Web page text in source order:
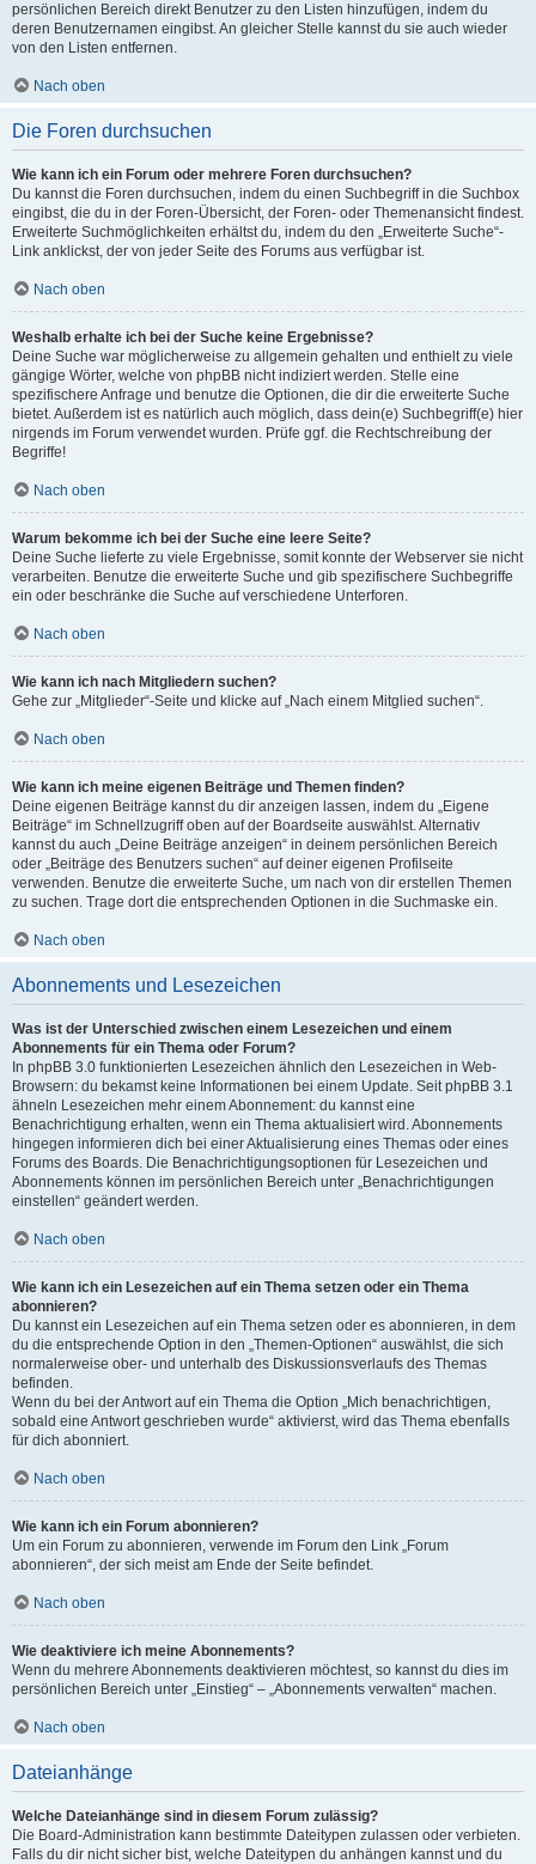
persönlichen Bereich direkt Benutzer zu den Listen hinzufügen, indem du
deren Benutzernamen eingibst. An gleicher Stelle kannst du sie auch wieder
von den Listen entfernen.
Nach oben
Die Foren durchsuchen
Wie kann ich ein Forum oder mehrere Foren durchsuchen?
Du kannst die Foren durchsuchen, indem du einen Suchbegriff in die Suchbox
eingibst, die du in der Foren-Übersicht, der Foren- oder Themenansicht findest.
Erweiterte Suchmöglichkeiten erhältst du, indem du den „Erweiterte Suche“-
Link anklickst, der von jeder Seite des Forums aus verfügbar ist.
Nach oben
Weshalb erhalte ich bei der Suche keine Ergebnisse?
Deine Suche war möglicherweise zu allgemein gehalten und enthielt zu viele
gängige Wörter, welche von phpBB nicht indiziert werden. Stelle eine
spezifischere Anfrage und benutze die Optionen, die dir die erweiterte Suche
bietet. Außerdem ist es natürlich auch möglich, dass dein(e) Suchbegriff(e) hier
nirgends im Forum verwendet wurden. Prüfe ggf. die Rechtschreibung der
Begriffe!
Nach oben
Warum bekomme ich bei der Suche eine leere Seite?
Deine Suche lieferte zu viele Ergebnisse, somit konnte der Webserver sie nicht
verarbeiten. Benutze die erweiterte Suche und gib spezifischere Suchbegriffe
ein oder beschränke die Suche auf verschiedene Unterforen.
Nach oben
Wie kann ich nach Mitgliedern suchen?
Gehe zur „Mitglieder“-Seite und klicke auf „Nach einem Mitglied suchen“.
Nach oben
Wie kann ich meine eigenen Beiträge und Themen finden?
Deine eigenen Beiträge kannst du dir anzeigen lassen, indem du „Eigene
Beiträge“ im Schnellzugriff oben auf der Boardseite auswählst. Alternativ
kannst du auch „Deine Beiträge anzeigen“ in deinem persönlichen Bereich
oder „Beiträge des Benutzers suchen“ auf deiner eigenen Profilseite
verwenden. Benutze die erweiterte Suche, um nach von dir erstellen Themen
zu suchen. Trage dort die entsprechenden Optionen in die Suchmaske ein.
Nach oben
Abonnements und Lesezeichen
Was ist der Unterschied zwischen einem Lesezeichen und einem
Abonnements für ein Thema oder Forum?
In phpBB 3.0 funktionierten Lesezeichen ähnlich den Lesezeichen in Web-
Browsern: du bekamst keine Informationen bei einem Update. Seit phpBB 3.1
ähneln Lesezeichen mehr einem Abonnement: du kannst eine
Benachrichtigung erhalten, wenn ein Thema aktualisiert wird. Abonnements
hingegen informieren dich bei einer Aktualisierung eines Themas oder eines
Forums des Boards. Die Benachrichtigungsoptionen für Lesezeichen und
Abonnements können im persönlichen Bereich unter „Benachrichtigungen
einstellen“ geändert werden.
Nach oben
Wie kann ich ein Lesezeichen auf ein Thema setzen oder ein Thema
abonnieren?
Du kannst ein Lesezeichen auf ein Thema setzen oder es abonnieren, in dem
du die entsprechende Option in den „Themen-Optionen“ auswählst, die sich
normalerweise ober- und unterhalb des Diskussionsverlaufs des Themas
befinden.
Wenn du bei der Antwort auf ein Thema die Option „Mich benachrichtigen,
sobald eine Antwort geschrieben wurde“ aktivierst, wird das Thema ebenfalls
für dich abonniert.
Nach oben
Wie kann ich ein Forum abonnieren?
Um ein Forum zu abonnieren, verwende im Forum den Link „Forum
abonnieren“, der sich meist am Ende der Seite befindet.
Nach oben
Wie deaktiviere ich meine Abonnements?
Wenn du mehrere Abonnements deaktivieren möchtest, so kannst du dies im
persönlichen Bereich unter „Einstieg“ – „Abonnements verwalten“ machen.
Nach oben
Dateianhänge
Welche Dateianhänge sind in diesem Forum zulässig?
Die Board-Administration kann bestimmte Dateitypen zulassen oder verbieten.
Falls du dir nicht sicher bist, welche Dateitypen du anhängen kannst und du